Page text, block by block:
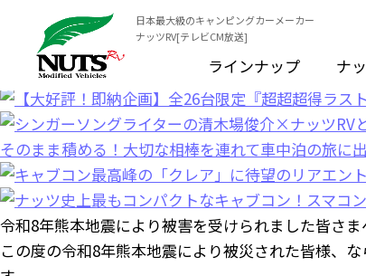
日本最大級のキャンピングカーメーカー
ナッツRV[テレビCM放送]
ラインナップ
ナ
令和8年熊本地震により被害を受けられました皆さま
この度の令和8年熊本地震により被災された皆様、